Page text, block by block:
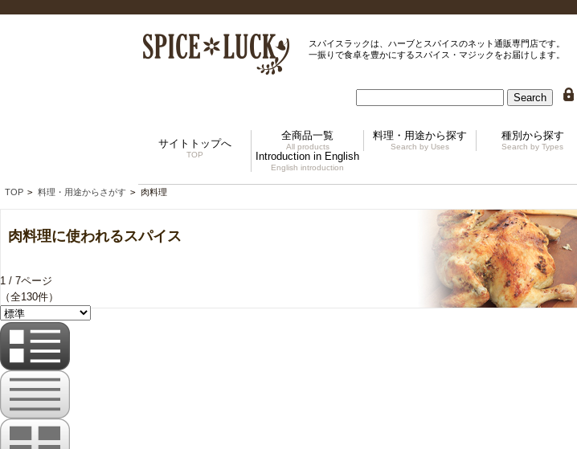
スパイスラックは、ハーブとスパイスのネット通販専門店です。
一振りで食卓を豊かにするスパイス・マジックをお届けします。
Search
サイトトップへ
TOP
全商品一覧
All products
料理・用途から探す
Search by Uses
種別から探す
Search by Types
Introduction in English
English introduction
TOP > 料理・用途からさがす > 肉料理
肉料理に使われるスパイス
1 / 7ページ
（全130件）